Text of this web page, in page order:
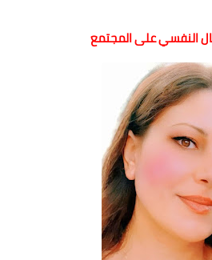
النفسي على المجتمع